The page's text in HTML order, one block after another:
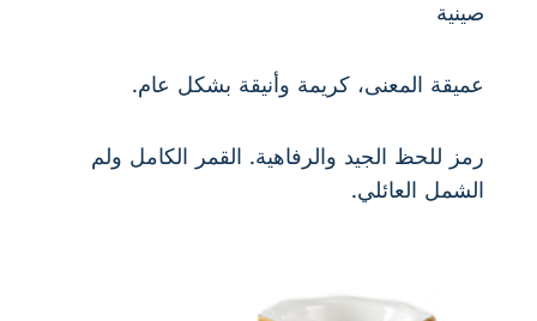
صينية
عميقة المعنى، كريمة وأنيقة بشكل عام.
رمز للحظ الجيد والرفاهية. القمر الكامل ولم
الشمل العائلي.